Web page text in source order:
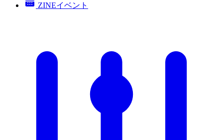
ZINEイベント